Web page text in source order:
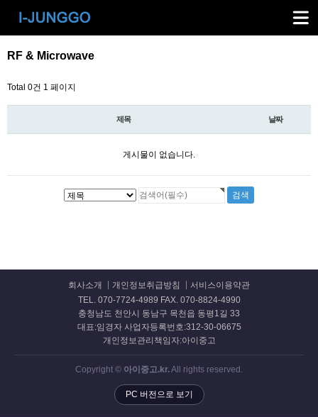
RF & Microwave
Total 0건 1 페이지
제목 날짜
게시물이 없습니다.
회사소개 개인정보취급방침
서비스이용약관
TEL. 070-7724-4989 FAX. 070-8824-4990
충청남도 천안시 동남구 목천읍 동평1길 33
대표:임경자 사업자등록번호:312-30-06675
개인정보관리책임자:아이중고
Copyright © 아이중고.kr.All rights reserved.
PC 버전으로 보기